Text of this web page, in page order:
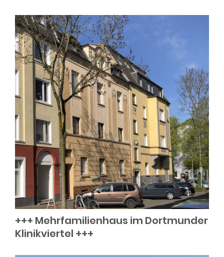
+++ Mehrfamilienhaus im Dortmunder
Klinikviertel +++